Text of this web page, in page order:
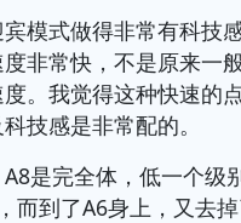
模式做得非常有科技
非常快，不是原来一
。我觉得这种快速的
技感是非常配的。
是完全体，低一个级
而到了A6身上，又去